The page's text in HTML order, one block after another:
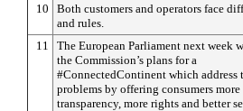
10
Both customers and operators face
and rules.
11
The European Parliament next week
the Commission’s plans for a
#ConnectedContinent which address
problems by offering consumers more
transparency, more rights and better